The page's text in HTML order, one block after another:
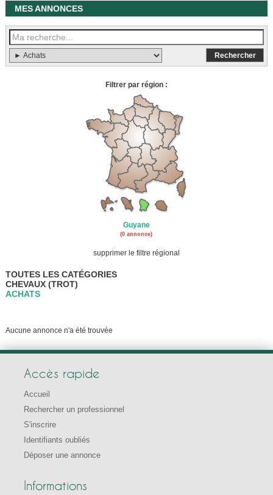
MES ANNONCES
Filtrer par région :
Guyane
(0 annonce)
supprimer le filtre régional
TOUTES LES CATÉGORIES
CHEVAUX (TROT)
ACHATS
Aucune annonce n'a été trouvée
Accès rapide
Accueil
Rechercher un professionnel
S'inscrire
Identifiants oubliés
Déposer une annonce
Informations